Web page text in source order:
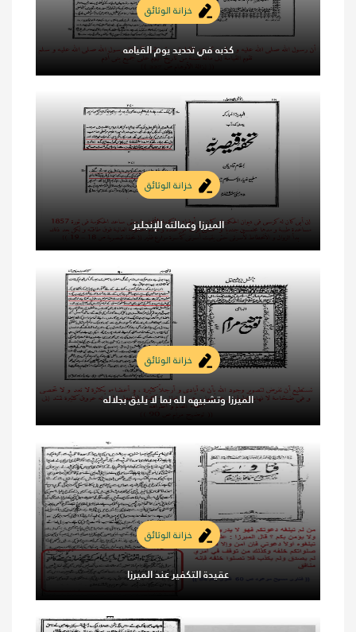
خزانة الوثائق
كذبه في تحديد يوم القيامه
خزانة الوثائق
الميرزا وعمالته للإنجليز
خزانة الوثائق
الميرزا وتشبيهه لله بما لا يليق بجلاله
خزانة الوثائق
عقيدة التكفير عند الميرزا